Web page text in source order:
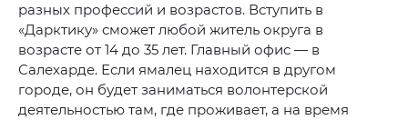
разных профессий и возрастов. Вступить в
«Дарктику» сможет любой житель округа в
возрасте от 14 до 35 лет. Главный офис — в
Салехарде. Если ямалец находится в другом
городе, он будет заниматься волонтерской
деятельностью там, где проживает, а на время